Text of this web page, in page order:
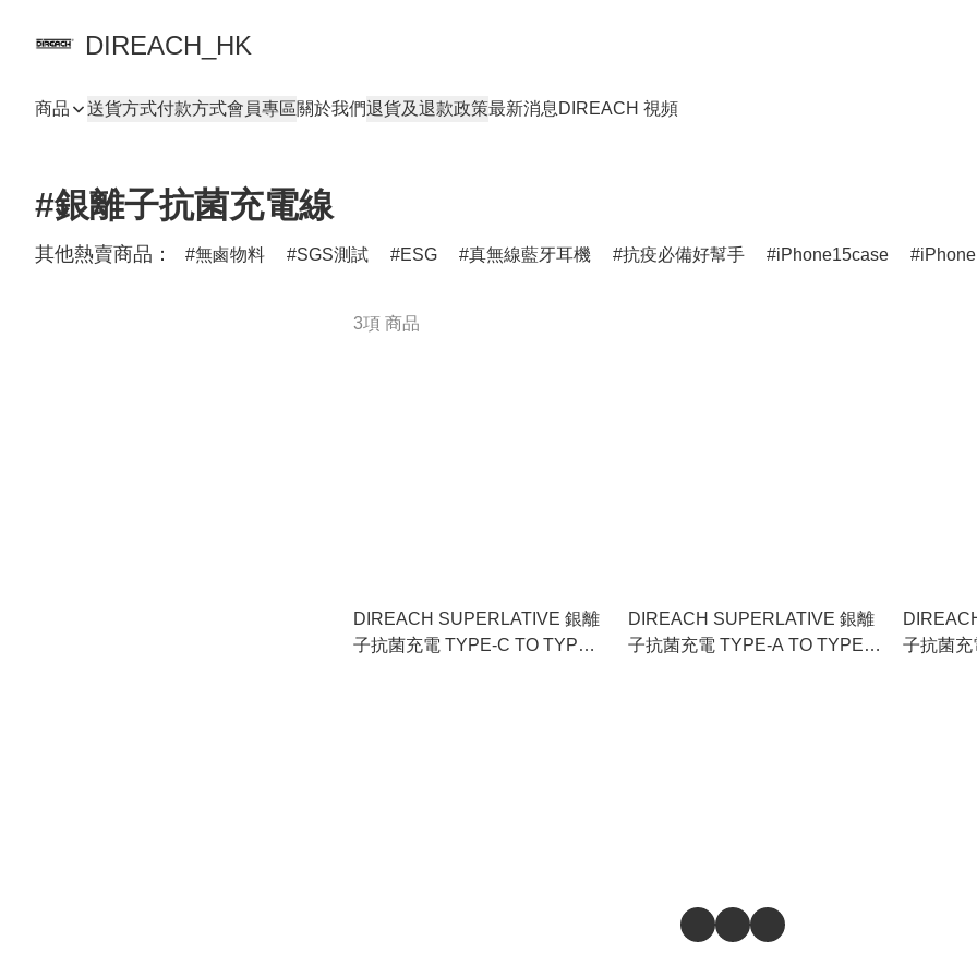
DIREACH_HK
商品 送貨方式付款方式會員專區關於我們退貨及退款政策最新消息 DIREACH 視頻
#銀離子抗菌充電線
其他熱賣商品： 無鹵物料 SGS測試 ESG 真無線藍牙耳機 抗疫必備好幫手 iPhone15case
3項 商品
DIREACH SUPERLATIVE 銀離
子抗菌充電 TYPE-C TO TYPE-
DIREACH SUPERLATIVE 銀離
子抗菌充電 TYPE-A TO TYPE-
子抗菌